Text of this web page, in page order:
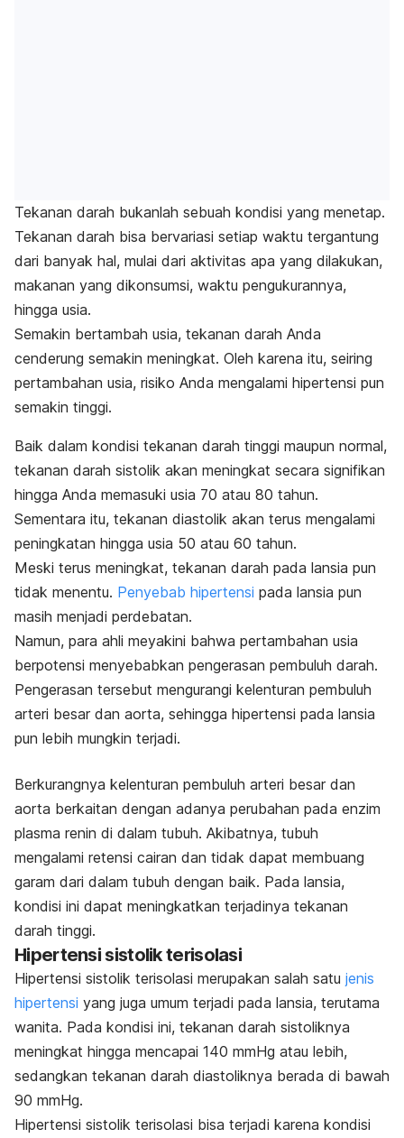
Tekanan darah bukanlah sebuah kondisi yang menetap.
Tekanan darah bisa bervariasi setiap waktu tergantung
dari banyak hal, mulai dari aktivitas apa yang dilakukan,
makanan yang dikonsumsi, waktu pengukurannya,
hingga usia.
Semakin bertambah usia, tekanan darah Anda
cenderung semakin meningkat. Oleh karena itu, seiring
pertambahan usia, risiko Anda mengalami hipertensi pun
semakin tinggi.
Baik dalam kondisi tekanan darah tinggi maupun normal,
tekanan darah sistolik akan meningkat secara signifikan
hingga Anda memasuki usia 70 atau 80 tahun.
Sementara itu, tekanan diastolik akan terus mengalami
peningkatan hingga usia 50 atau 60 tahun.
Meski terus meningkat, tekanan darah pada lansia pun
tidak menentu. Penyebab hipertensi pada lansia pun
masih menjadi perdebatan.
Namun, para ahli meyakini bahwa pertambahan usia
berpotensi menyebabkan pengerasan pembuluh darah.
Pengerasan tersebut mengurangi kelenturan pembuluh
arteri besar dan aorta, sehingga hipertensi pada lansia
pun lebih mungkin terjadi.
Berkurangnya kelenturan pembuluh arteri besar dan
aorta berkaitan dengan adanya perubahan pada enzim
plasma renin di dalam tubuh. Akibatnya, tubuh
mengalami retensi cairan dan tidak dapat membuang
garam dari dalam tubuh dengan baik. Pada lansia,
kondisi ini dapat meningkatkan terjadinya tekanan
darah tinggi.
Hipertensi sistolik terisolasi
Hipertensi sistolik terisolasi merupakan salah satu jenis
hipertensi yang juga umum terjadi pada lansia, terutama
wanita. Pada kondisi ini, tekanan darah sistoliknya
meningkat hingga mencapai 140 mmHg atau lebih,
sedangkan tekanan darah diastoliknya berada di bawah
90 mmHg.
Hipertensi sistolik terisolasi bisa terjadi karena kondisi